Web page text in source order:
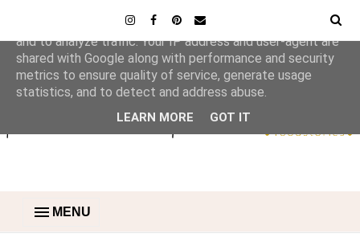
MENU
This site uses cookies from Google to deliver its services
and to analyze traffic. Your IP address and user-agent are
shared with Google along with performance and security
metrics to ensure quality of service, generate usage
statistics, and to detect and address abuse.
LEARN MORE GOT IT